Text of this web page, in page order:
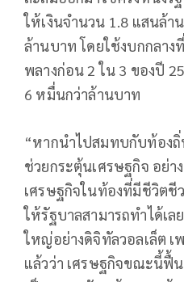
ให้เงินจำนวน 1.8 แสนล้
ล้านบาท โดยใช้งบกกลา
พลางก่อน 2 ใน 3 ของปี
6 หมื่นกว่าล้านบาท
“หากนำไปสมทบกับท้อง
ช่วยกระตุ้นเศรษฐกิจ อย่
เศรษฐกิจในท้องที่มีชีวิตชี
ให้รัฐบาลสามารถทำได้เล
ใหญ่อย่างดิจิทัลวอลเล็ต เ
แล้วว่า เศรษฐกิจขณะนี้ฟื้